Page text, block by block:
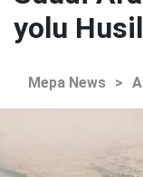
yolu
Mepa News >